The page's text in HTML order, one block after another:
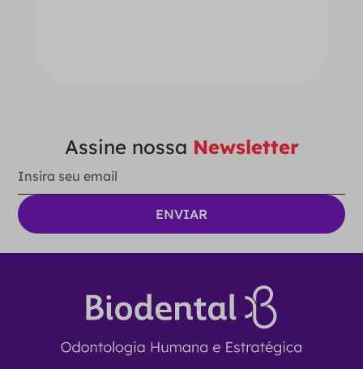
Assine nossa Newsletter